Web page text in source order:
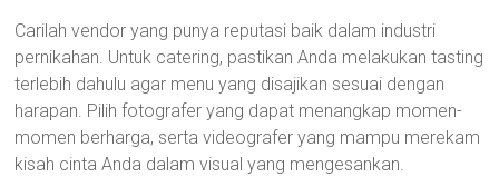
Carilah vendor yang punya reputasi baik dalam industri
pernikahan. Untuk catering, pastikan Anda melakukan tasting
terlebih dahulu agar menu yang disajikan sesuai dengan
harapan. Pilih fotografer yang dapat menangkap momen-
momen berharga, serta videografer yang mampu merekam
kisah cinta Anda dalam visual yang mengesankan.